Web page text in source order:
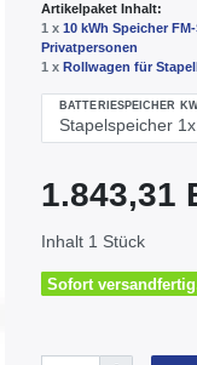
Artikelpaket Inhalt:
1 x 10 kWh Speicher
Privatpersonen
1 x Rollwagen für
BATTERIESPEICHER
1.843,31
Inhalt 1 Stück
Sofort